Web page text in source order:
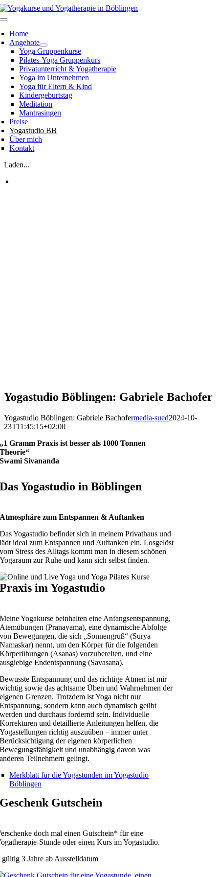
Zum
Inhalt
Toggle
Navigation
Home
Angebote
Yoga Gruppenkurse
Pilates-Yoga Gruppenkurs
Privatunterricht & Yogatherapie
Yoga im Unternehmen
Yoga für Eltern & Kind
Kindergeburtstag
Meditation
Mantrasingen
Preise
Yogastudio BB
Über mich
Kontakt
Laden...
Yogastudio Böblingen: Gabriele Bachofer
Yogastudio Böblingen: Gabriele Bachofermedia-sued2024-10-
23T11:45:15+02:00
„1 Gramm Praxis ist besser als 1000 Tonnen
Theorie“
Swami Sivananda
Das Yogastudio in Böblingen
Atmosphäre zum Entspannen & Auftanken
Das Yogastudio befindet sich in meinem Privathaus und
lädt ideal zum Entspannen und Auftanken ein. Losgelöst
vom Stress des Alltags kommt man in diesem schönen
Yogaraum zur Ruhe und kann sich selbst finden.
Praxis im Yogastudio
Meine Yogakurse beinhalten eine Anfangsentspannung,
Atemübungen (Pranayama), eine dynamische Abfolge
von Bewegungen, die sich „Sonnengruß“ (Surya
Namaskar) nennt, um den Körper für die folgenden
Körperübungen (Asanas) vorzubereiten, und eine
ausgiebige Endentspannung (Savasana).
Bewusste Entspannung und das richtige Atmen ist mir
wichtig sowie das achtsame Üben und Wahrnehmen der
eigenen Grenzen. Trotzdem ist Yoga nicht nur
Entspannung, sondern kann auch dynamisch geübt
werden und durchaus fordernd sein. Individuelle
Korrekturen und detaillierte Anleitungen helfen, die
Yogastellungen richtig auszuüben – immer unter
Berücksichtigung der eigenen körperlichen
Bewegungsfähigkeit und unabhängig davon was
anderen Teilnehmern gelingt.
Merkblatt für die Yogastunden im Yogastudio
Böblingen
Geschenk Gutschein
doch mal einen Gutschein* für eine
Stunde oder einen Kurs im Yogastudio.
3 Jahre ab Ausstelldatum